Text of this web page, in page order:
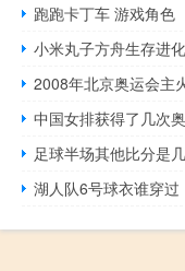
跑跑卡丁车 游戏角色
小米丸子方舟生存进化
2008年北京奥运会主
中国女排获得了几次
足球半场其他比分是
湖人队6号球衣谁穿过